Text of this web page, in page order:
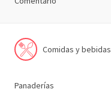
Comidas y bebidas
Panaderías